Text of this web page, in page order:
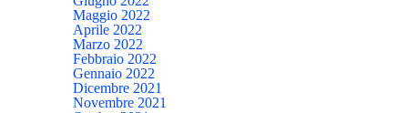
Maggio 2022
Aprile 2022
Marzo 2022
Febbraio 2022
Gennaio 2022
Dicembre 2021
Novembre 2021